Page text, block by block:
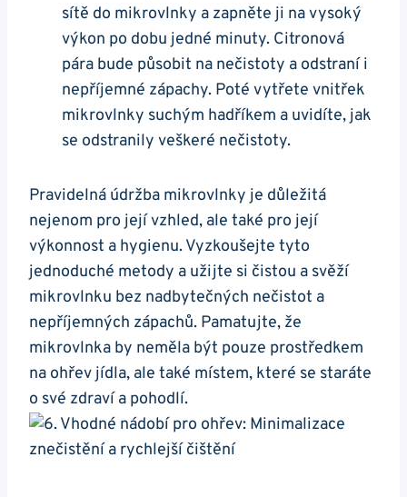
sítě do mikrovlnky a zapněte ji na vysoký‌
výkon po dobu‍ jedné minuty. Citronová
⁤pára bude působit na nečistoty ‌a⁣ odstraní i
nepříjemné zápachy. Poté vytřete vnitřek⁢
mikrovlnky⁤ suchým hadříkem a uvidíte,​ jak ​
se odstranily veškeré nečistoty.
Pravidelná údržba ⁣mikrovlnky ⁤je⁣ důležitá⁤
nejenom pro její ‌vzhled, ‌ale také⁣ pro její
výkonnost ⁣a ‌hygienu. Vyzkoušejte​ tyto
jednoduché metody a užijte si ⁣čistou a‌ svěží
mikrovlnku‍ bez nadbytečných‌ nečistot a
nepříjemných zápachů. Pamatujte, že
‍mikrovlnka by neměla ‌být pouze prostředkem
na ohřev jídla, ale také místem, které se ⁣staráte
o‌ své zdraví a pohodlí.